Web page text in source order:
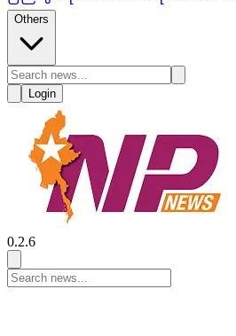
Others
Login
0.2.6